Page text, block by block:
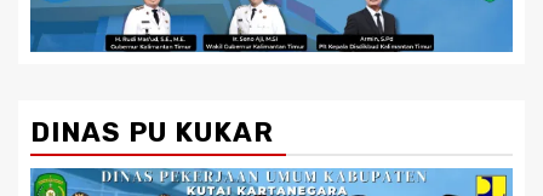
DINAS PU KUKAR